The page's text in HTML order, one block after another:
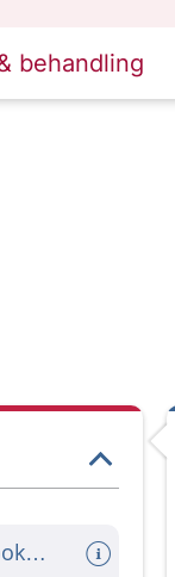
behandling
Kontakta oss för att omboka eller avboka tid